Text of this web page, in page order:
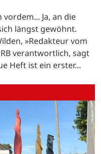
Ja, an die
längst gewöhnt.
»Redakteur vom
verantwortlich, sagt
Heft ist ein erster…